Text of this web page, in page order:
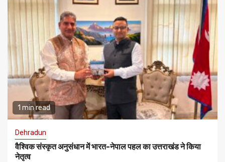
1 min read
Dehradun
वैश्विक संस्कृत अनुसंधान में भारत-नेपाल पहल का उत्तराखंड ने किया
नेतृत्व